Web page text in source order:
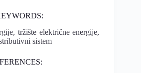
tržište električne energije,
sistem